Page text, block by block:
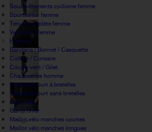
Sous-vêtements cyclisme femme
Sportswear femme
Tenue complète femme
Veste vélo femme
Homme
Bandana / Bonnet / Casquette
Collant / Corsaire
Coupe-vent / Gilet
Chaussettes homme
Cuissard court à bretelles
Cuissard court sans bretelles
Gants été
Gants hiver
Maillot vélo manches courtes
Maillot vélo manches longues